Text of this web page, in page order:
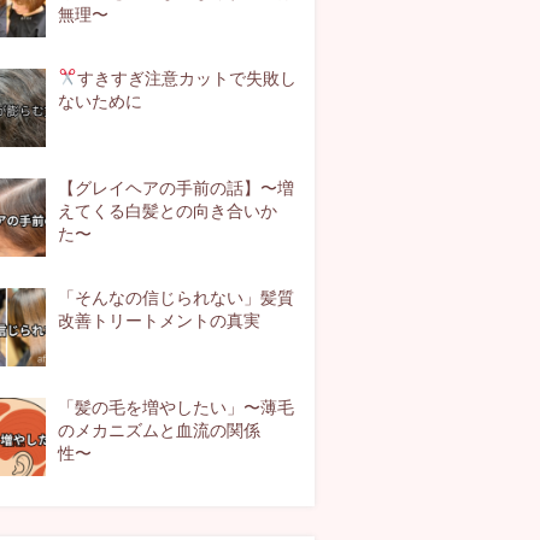
無理〜
すきすぎ注意カットで失敗し
ないために
【グレイヘアの手前の話】〜増
えてくる白髪との向き合いか
た〜
「そんなの信じられない」髪質
改善トリートメントの真実
「髪の毛を増やしたい」〜薄毛
のメカニズムと血流の関係
性〜